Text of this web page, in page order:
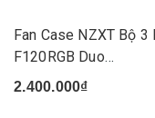
Fan Case NZXT Bộ 3
F120RGB Duo
White(Triple...
2.400.000₫